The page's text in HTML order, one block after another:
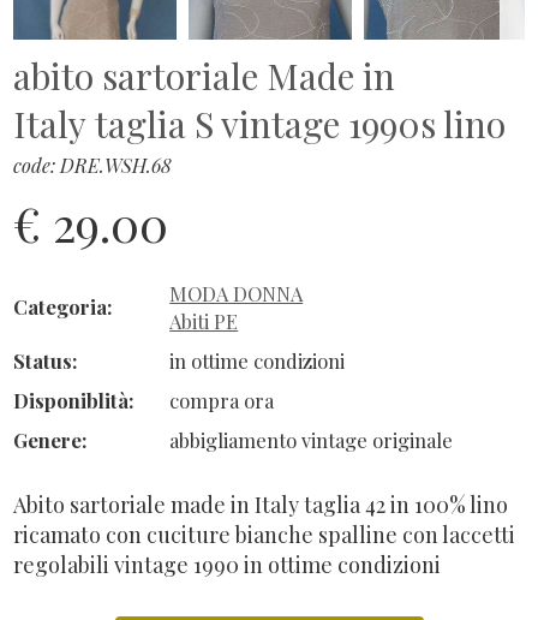
abito sartoriale Made in
Italy taglia S vintage 1990s lino
code: DRE.WSH.68
€ 29.00
Categoria:
MODA DONNA
Abiti PE
Status:
in ottime condizioni
Disponiblità:
compra ora
Genere:
abbigliamento vintage originale
Abito sartoriale made in Italy taglia 42 in 100% lino
ricamato con cuciture bianche spalline con laccetti
regolabili vintage 1990 in ottime condizioni